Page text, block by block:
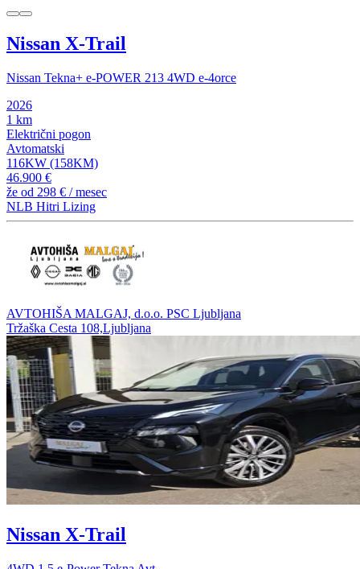
Nissan X-Trail
Nissan Tekna+ e-POWER 213 4WD e-4orce
2026
1 km
Električni pogon
Avtomatski
116KW (158KM)
46.900 €
že od 298 € / mesec
NLB Hitri Lizing
AVTOHIŠA MALGAJ, d.o.o. PSC Ljubljana
Tržaška Cesta 108,Ljubljana
Nissan X-Trail